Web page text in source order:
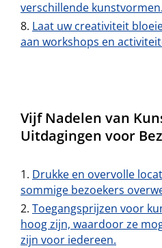
verschillende kunstvormen.
Laat uw creativiteit
aan workshops en
Vijf Nadelen van
Uitdagingen voor
Drukke en overvolle
sommige bezoekers
Toegangsprijzen voor
hoog zijn, waardoor ze
zijn voor iedereen.